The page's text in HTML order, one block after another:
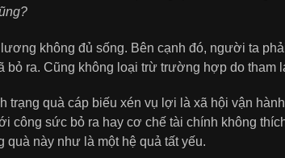
không đủ sống. Bên cạnh đó, người ta
bỏ ra. Cũng không loại trừ trường hợp do tham
trạng quà cáp biếu xén vụ lợi là xã hội vận
công sức bỏ ra hay cơ chế tài chính không
này như là một hệ quả tất yếu.